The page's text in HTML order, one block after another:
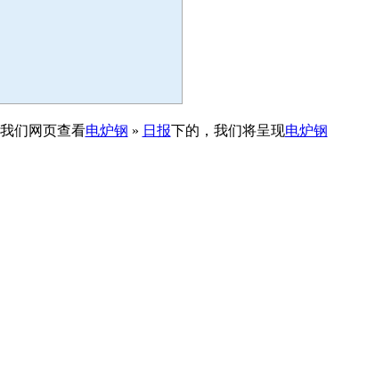
们网页查看电炉钢 » 日报下的，我们将呈现电炉钢